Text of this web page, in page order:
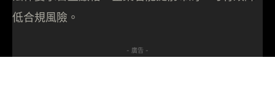
低合規風險。
- 廣告 -